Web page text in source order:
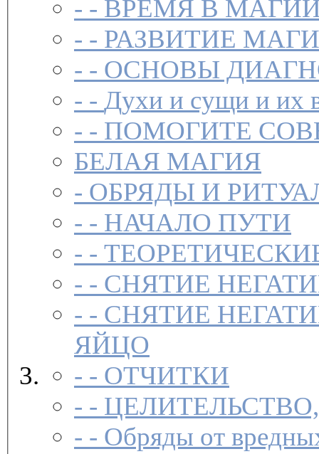
- - ВРЕМЯ В
- - РАЗВИТИЕ
- - ОСНОВЫ
- - Духи и сущи и их
- - ПОМОГИТЕ
БЕЛАЯ МАГИЯ
- ОБРЯДЫ И
- - НАЧАЛО ПУТИ
- -
- - СНЯТИЕ
- - СНЯТИЕ
ЯЙЦО
- - ОТЧИТКИ
- -
- - Обряды от